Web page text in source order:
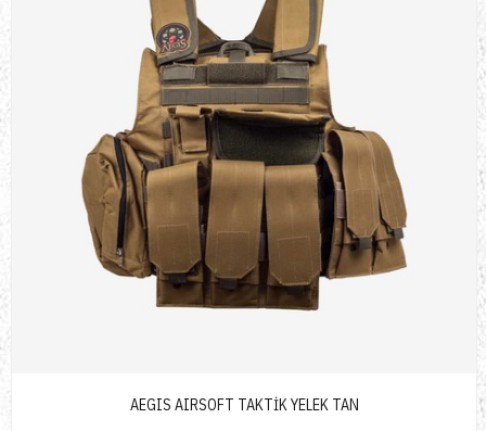
AEGIS AIRSOFT TAKTİK YELEK TAN